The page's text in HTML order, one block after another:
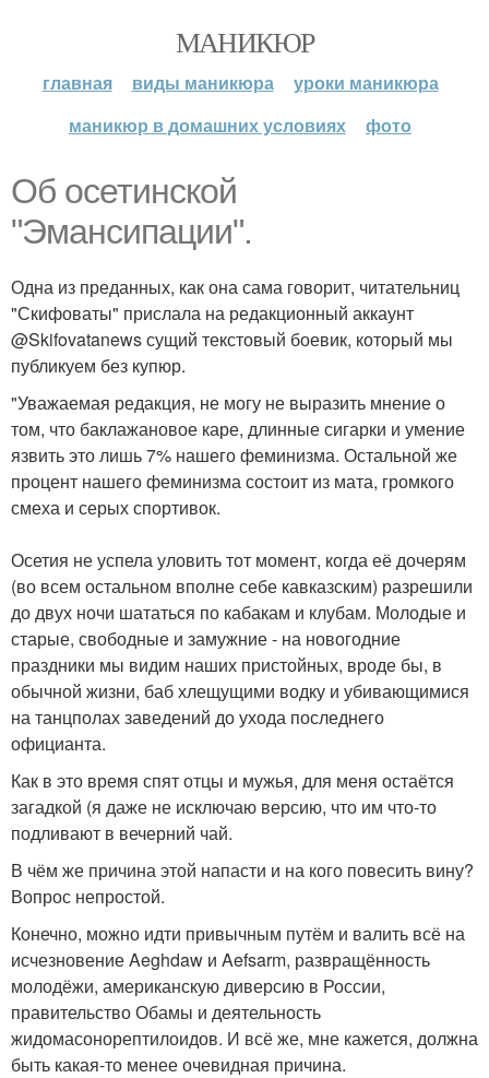
МАНИКЮР
главная виды маникюра
уроки маникюра
маникюр в домашних условиях
фото
Об осетинской
"Эмансипации".
Одна из преданных, как она сама говорит, читательниц
"Скифоваты" прислала на редакционный аккаунт
@Skifovatanews сущий текстовый боевик, который мы
публикуем без купюр.
"Уважаемая редакция, не могу не выразить мнение о
том, что баклажановое каре, длинные сигарки и умение
язвить это лишь 7% нашего феминизма. Остальной же
процент нашего феминизма состоит из мата, громкого
смеха и серых спортивок.
Осетия не успела уловить тот момент, когда её дочерям
(во всем остальном вполне себе кавказским) разрешили
до двух ночи шататься по кабакам и клубам. Молодые и
старые, свободные и замужние - на новогодние
праздники мы видим наших пристойных, вроде бы, в
обычной жизни, баб хлещущими водку и убивающимися
на танцполах заведений до ухода последнего
официанта.
Как в это время спят отцы и мужья, для меня остаётся
загадкой (я даже не исключаю версию, что им что-то
подливают в вечерний чай.
В чём же причина этой напасти и на кого повесить вину?
Вопрос непростой.
Конечно, можно идти привычным путём и валить всё на
исчезновение Aeghdaw и Aefsarm, развращённость
молодёжи, американскую диверсию в России,
правительство Обамы и деятельность
жидомасонорептилоидов. И всё же, мне кажется, должна
быть какая-то менее очевидная причина.